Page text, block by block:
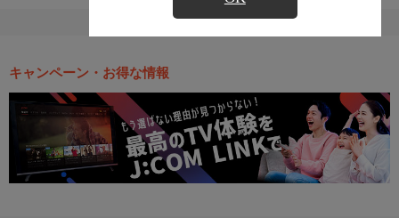
キャンペーン・お得な情報